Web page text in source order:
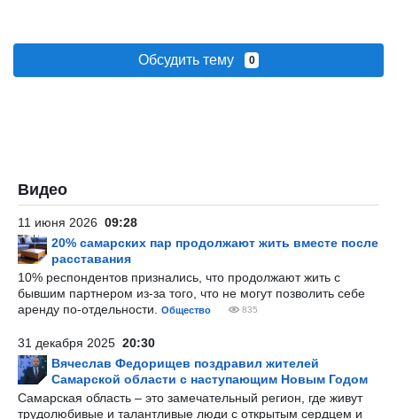
Обсудить тему 0
Видео
11 июня 2026 09:28
20% самарских пар продолжают жить вместе после
расставания
10% респондентов признались, что продолжают жить с
бывшим партнером из-за того, что не могут позволить себе
аренду по-отдельности.
Общество 835
31 декабря 2025 20:30
Вячеслав Федорищев поздравил жителей
Самарской области с наступающим Новым Годом
Самарская область – это замечательный регион, где живут
трудолюбивые и талантливые люди с открытым сердцем и